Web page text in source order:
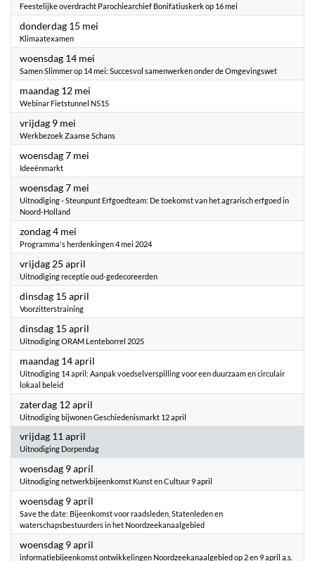
Feestelijke overdracht Parochiearchief Bonifatiuskerk op 16 mei
donderdag 15 mei
Klimaatexamen
woensdag 14 mei
Samen Slimmer op 14 mei: Succesvol samenwerken onder de Omgevingswet
maandag 12 mei
Webinar Fietstunnel N515
vrijdag 9 mei
Werkbezoek Zaanse Schans
woensdag 7 mei
Ideeënmarkt
woensdag 7 mei
Uitnodiging - Steunpunt Erfgoedteam: De toekomst van het agrarisch erfgoed in
Noord-Holland
zondag 4 mei
Programma's herdenkingen 4 mei 2024
vrijdag 25 april
Uitnodiging receptie oud-gedecoreerden
dinsdag 15 april
Voorzitterstraining
dinsdag 15 april
Uitnodiging ORAM Lenteborrel 2025
maandag 14 april
Uitnodiging 14 april: Aanpak voedselverspilling voor een duurzaam en circulair
lokaal beleid
zaterdag 12 april
Uitnodiging bijwonen Geschiedenismarkt 12 april
vrijdag 11 april
Uitnodiging Dorpendag
woensdag 9 april
Uitnodiging netwerkbijeenkomst Kunst en Cultuur 9 april
woensdag 9 april
Save the date: Bijeenkomst voor raadsleden, Statenleden en
waterschapsbestuurders in het Noordzeekanaalgebied
woensdag 9 april
informatiebijeenkomst ontwikkelingen Noordzeekanaalgebied op 2 en 9 april a.s.